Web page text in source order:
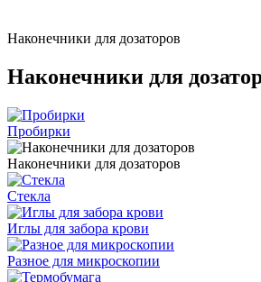
Наконечники для дозаторов
Наконечники для
Пробирки
Наконечники для дозаторов
Стекла
Иглы для забора крови
Разное для микроскопии